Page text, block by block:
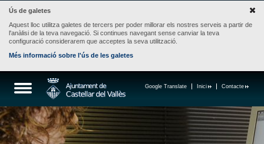
Ús de galetes
Aquest lloc utilitza galetes de tercers per poder millorar els nostres serveis a partir de
l'anàlisi de la teva navegació. Si continues navegant sense canviar la teva
configuració considerarem que acceptes la seva utilització.
Més informació sobre l'ús de les galetes
Contacte
Inici
Google Translate